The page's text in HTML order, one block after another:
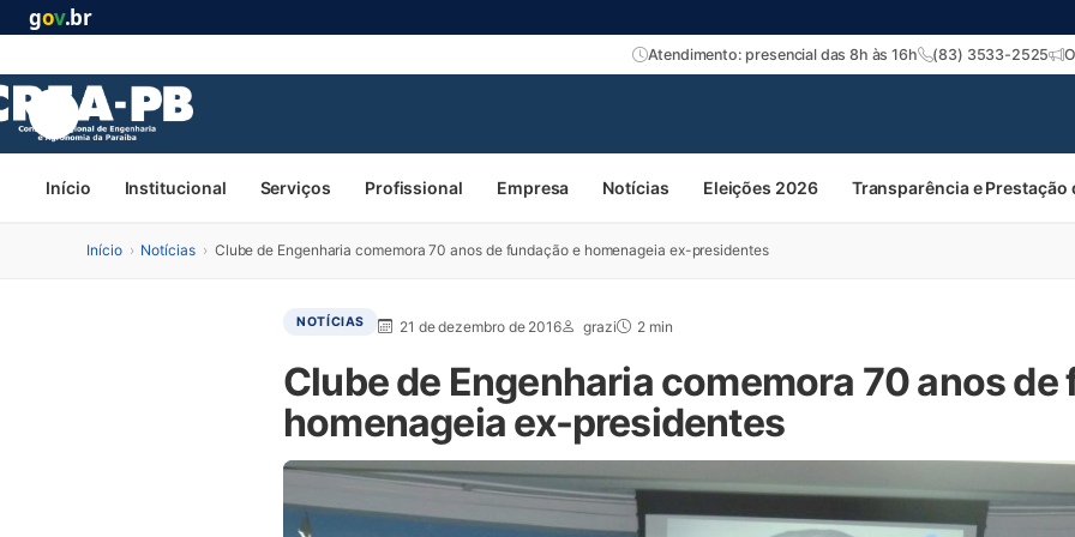
gov.br
Atendimento: presencial das 8h às 16h (83) 3533-2525
Início Institucional Serviços Profissional Empresa Notícias Eleições 2026 Transparência e Prestação
Início › Notícias › Clube de Engenharia comemora 70 anos de fundação e homenageia ex-presidentes
NOTÍCIAS 21 de dezembro de 2016 grazi 2 min
Clube de Engenharia comemora 70 anos de
homenageia ex-presidentes